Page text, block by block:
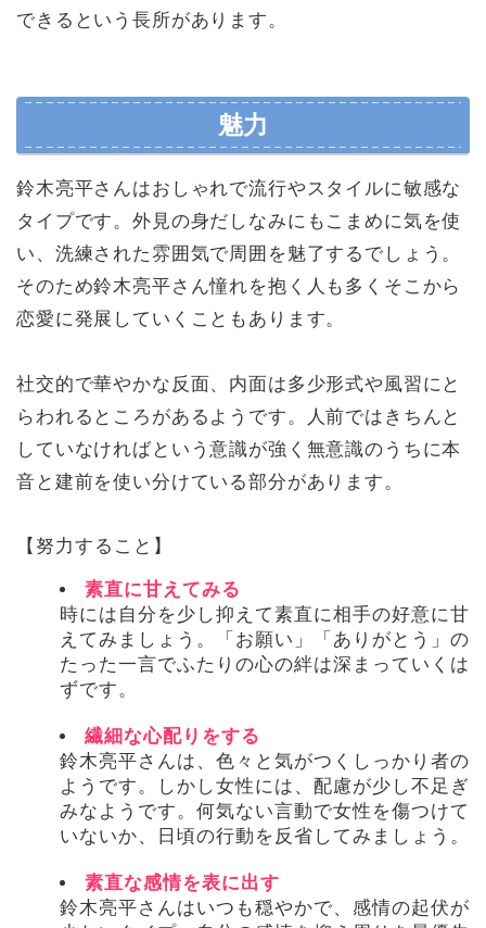
できるという長所があります。
魅力
鈴木亮平さんはおしゃれで流行やスタイルに敏感な
タイプです。外見の身だしなみにもこまめに気を使
い、洗練された雰囲気で周囲を魅了するでしょう。
そのため鈴木亮平さん憧れを抱く人も多くそこから
恋愛に発展していくこともあります。
社交的で華やかな反面、内面は多少形式や風習にと
らわれるところがあるようです。人前ではきちんと
していなければという意識が強く無意識のうちに本
音と建前を使い分けている部分があります。
【努力すること】
素直に甘えてみる
時には自分を少し抑えて素直に相手の好意に甘
えてみましょう。「お願い」「ありがとう」の
たった一言でふたりの心の絆は深まっていくは
ずです。
繊細な心配りをする
鈴木亮平さんは、色々と気がつくしっかり者の
ようです。しかし女性には、配慮が少し不足ぎ
みなようです。何気ない言動で女性を傷つけて
いないか、日頃の行動を反省してみましょう。
素直な感情を表に出す
鈴木亮平さんはいつも穏やかで、感情の起伏が